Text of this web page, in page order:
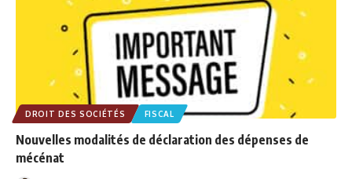
DROIT DES SOCIÉTÉS FISCAL
Nouvelles modalités de déclaration des dépenses de
mécénat